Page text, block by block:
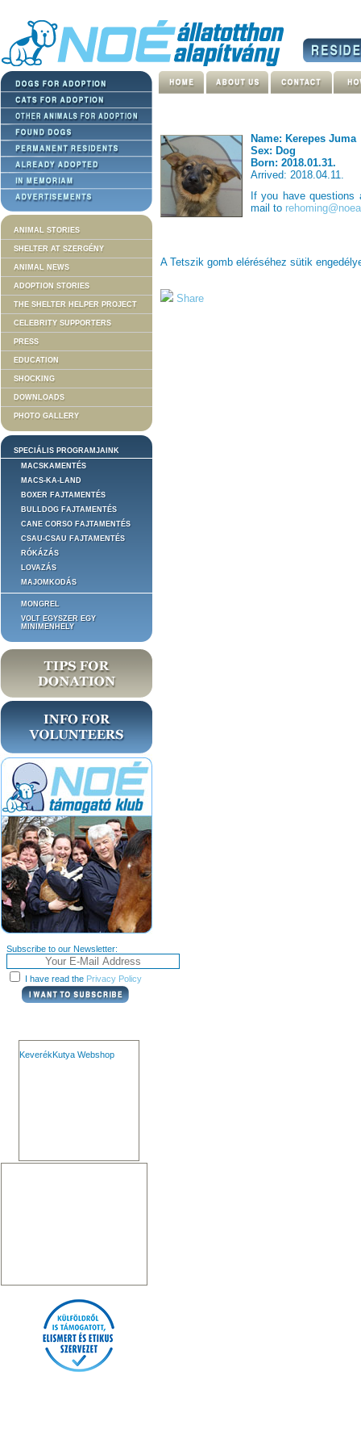
ANIMAL STORIES
SHELTER AT SZERGÉNY
ANIMAL NEWS
ADOPTION STORIES
THE SHELTER HELPER PROJECT
CELEBRITY SUPPORTERS
PRESS
EDUCATION
SHOCKING
DOWNLOADS
PHOTO GALLERY
SPECIÁLIS PROGRAMJAINK
MACSKAMENTÉS
MACS-KA-LAND
BOXER FAJTAMENTÉS
BULLDOG FAJTAMENTÉS
CANE CORSO FAJTAMENTÉS
CSAU-CSAU FAJTAMENTÉS
RÓKÁZÁS
LOVAZÁS
MAJOMKODÁS
MONGREL
VOLT EGYSZER EGY
MINIMENHELY
Subscribe to our Newsletter:
I have read the Privacy Policy
KeverékKutya Webshop
Name: Kerepes Juma
Sex: Dog
Born: 2018.01.31.
Arrived: 2018.04.11.
If you have questions
mail to
A Tetszik gomb eléréséhez sütik
Share